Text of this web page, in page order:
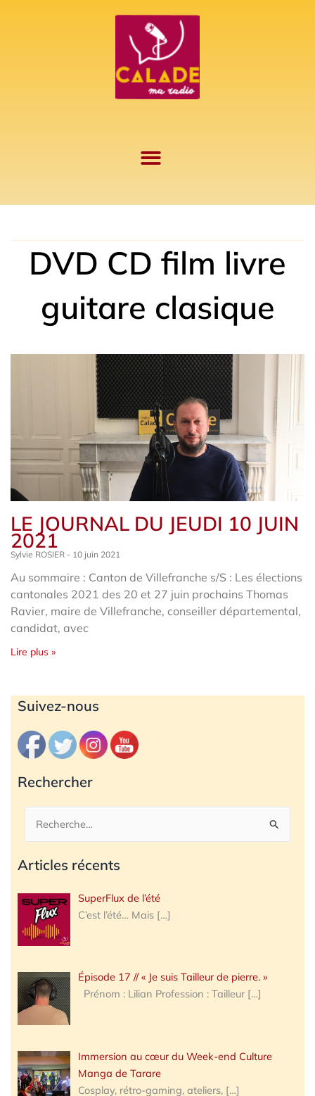
DVD CD film livre
guitare clasique
LE JOURNAL DU JEUDI 10 JUIN
2021
Sylvie ROSIER 10 juin 2021
Au sommaire : Canton de Villefranche s/S : Les élections
cantonales 2021 des 20 et 27 juin prochains Thomas
Ravier, maire de Villefranche, conseiller départemental,
candidat, avec
Lire plus »
Suivez-nous
Rechercher
Rechercher :
Articles récents
SuperFlux de l’été
C’est l’été… Mais […]
Épisode 17 // « Je suis Tailleur de pierre. »
Prénom : Lilian Profession : Tailleur […]
Immersion au cœur du Week-end Culture
Manga de Tarare
Cosplay, rétro-gaming, ateliers, […]
Archives